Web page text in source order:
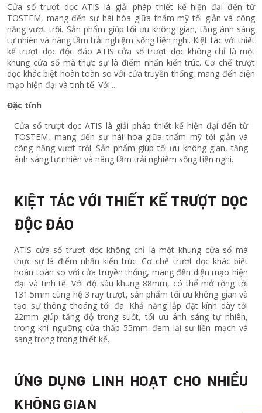
Cửa sổ trượt dọc ATIS là giải pháp thiết kế hiện đại đến từ
TOSTEM, mang đến sự hài hòa giữa thẩm mỹ tối giản và công
năng vượt trội. Sản phẩm giúp tối ưu không gian, tăng ánh sáng
tự nhiên và nâng tầm trải nghiệm sống tiện nghi. Kiệt tác với thiết
kế trượt dọc độc đáo ATIS cửa sổ trượt dọc không chỉ là một
khung cửa sổ mà thực sự là điểm nhấn kiến trúc. Cơ chế trượt
dọc khác biệt hoàn toàn so với cửa truyền thống, mang đến diện
mạo hiện đại và tinh tế. Với...
Đặc tính
Cửa sổ trượt dọc ATIS là giải pháp thiết kế hiện đại đến từ
TOSTEM, mang đến sự hài hòa giữa thẩm mỹ tối giản và
công năng vượt trội. Sản phẩm giúp tối ưu không gian, tăng
ánh sáng tự nhiên và nâng tầm trải nghiệm sống tiện nghi.
KIỆT TÁC VỚI THIẾT KẾ TRƯỢT DỌC
ĐỘC ĐÁO
ATIS cửa sổ trượt dọc không chỉ là một khung cửa sổ mà
thực sự là điểm nhấn kiến trúc. Cơ chế trượt dọc khác biệt
hoàn toàn so với cửa truyền thống, mang đến diện mạo hiện
đại và tinh tế. Với độ sâu khung 88mm, có thể mở rộng tới
131.5mm cùng hệ 3 ray trượt, sản phẩm tối ưu không gian và
tạo sự thông thoáng tối đa. Khả năng lắp đặt kính dày tới
22mm giúp tăng độ trong suốt, tối ưu ánh sáng tự nhiên,
trong khi ngưỡng cửa thấp 55mm đem lại sự liền mạch và
sang trọng trong thiết kế.
ỨNG DỤNG LINH HOẠT CHO NHIỀU
KHÔNG GIAN